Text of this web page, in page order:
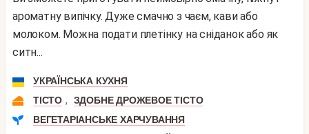
ароматну випічку. Дуже смачно з чаєм, кави або
молоком. Можна подати плетінку на сніданок або як
ситн...
УКРАЇНСЬКА КУХНЯ
ТІСТО ,
ЗДОБНЕ ДРОЖЕВОЕ ТІСТО
ВЕГЕТАРІАНСЬКЕ ХАРЧУВАННЯ